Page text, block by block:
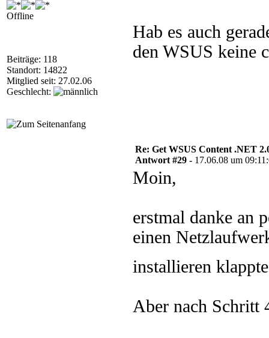
Offline
Beiträge: 118
Standort: 14822
Mitglied seit: 27.02.06
Geschlecht:
Hab es auch
den WSUS keine
Re: Get WSUS Content .NET
Antwort #29 - 17.06.08 um
Moin,
erstmal danke an
einen
installieren
Aber nach Schritt